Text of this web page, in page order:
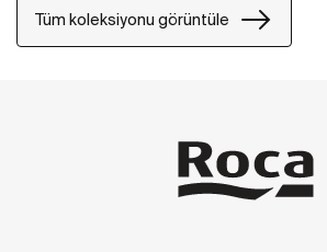
kabiliyeti kısıtlı kişiler için mükemmel
Tüm koleksiyonu görüntüle